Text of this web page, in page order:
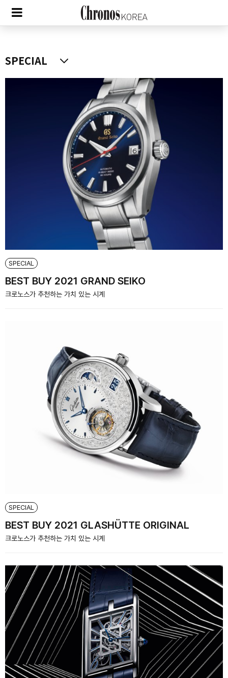
SPECIAL
BEST BUY 2021 GRAND SEIKO
크로노스가 추천하는 가치 있는 시계
SPECIAL
BEST BUY 2021 GLASHÜTTE ORIGINAL
크로노스가 추천하는 가치 있는 시계